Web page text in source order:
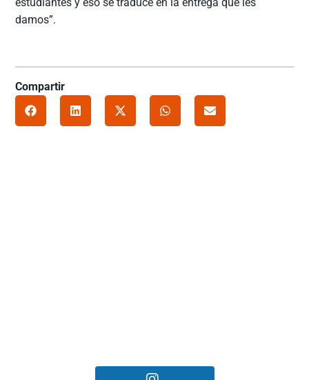
estudiantes y eso se traduce en la entrega que les
damos”.
Compartir